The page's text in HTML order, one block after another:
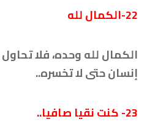
22- الكمال لله
الكمال لله وحده، فلا
إنسان حتى لا تخسره..
23- كنت نقيا صافيا..